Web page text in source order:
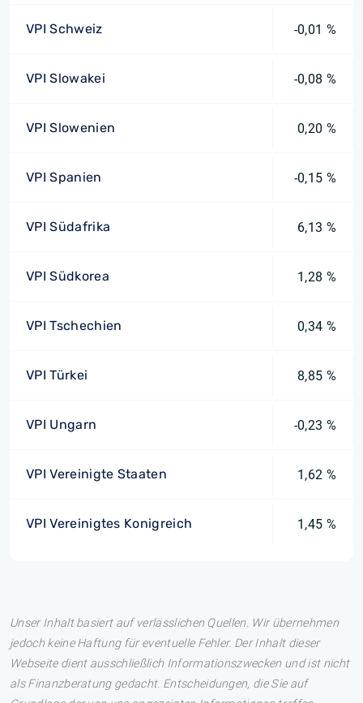
VPI Schweiz -0,01 %
VPI Slowakei -0,08 %
VPI Slowenien 0,20 %
VPI Spanien -0,15 %
VPI Südafrika 6,13 %
VPI Südkorea 1,28 %
VPI Tschechien 0,34 %
VPI Türkei 8,85 %
VPI Ungarn -0,23 %
VPI Vereinigte Staaten 1,62 %
VPI Vereinigtes Konigreich 1,45 %
Unser Inhalt basiert auf verlässlichen Quellen. Wir übernehmen
jedoch keine Haftung für eventuelle Fehler. Der Inhalt dieser
Webseite dient ausschließlich Informationszwecken und ist nicht
als Finanzberatung gedacht. Entscheidungen, die Sie auf